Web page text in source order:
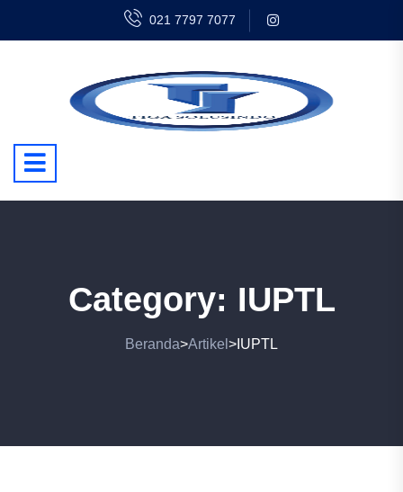
021 7797 7077
Category: IUPTL
Beranda>Artikel > IUPTL